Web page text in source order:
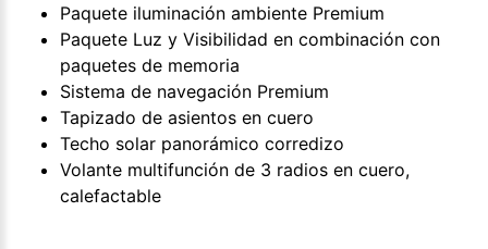
Paquete iluminación ambiente Premium
Paquete Luz y Visibilidad en combinación con
paquetes de memoria
Sistema de navegación Premium
Tapizado de asientos en cuero
Techo solar panorámico corredizo
Volante multifunción de 3 radios en cuero,
calefactable